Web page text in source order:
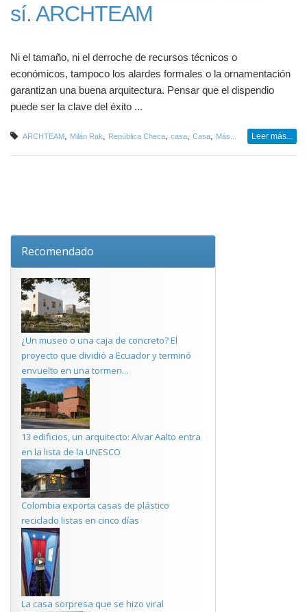
sí. ARCHTEAM
Ni el tamaño, ni el derroche de recursos técnicos o
económicos, tampoco los alardes formales o la ornamentación
garantizan una buena arquitectura. Pensar que el dispendio
puede ser la clave del éxito ...
ARCHTEAM Milán Rak República Checa casa Casa Más... Leer más...
Recomendado
¿Un museo o una caja de concreto? El
proyecto que dividió a Ecuador y terminó
envuelto en una tormen...
13 edificios, un arquitecto: Alvar Aalto entra
en la lista de la UNESCO
Colombia exporta casas de plástico
reciclado listas en cinco días
La casa sorpresa que se hizo viral